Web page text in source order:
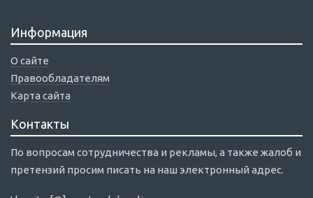
Информация
О сайте
Правообладателям
Карта сайта
Контакты
По вопросам сотрудничества и рекламы, а также жалоб и
претензий просим писать на наш электронный адрес.